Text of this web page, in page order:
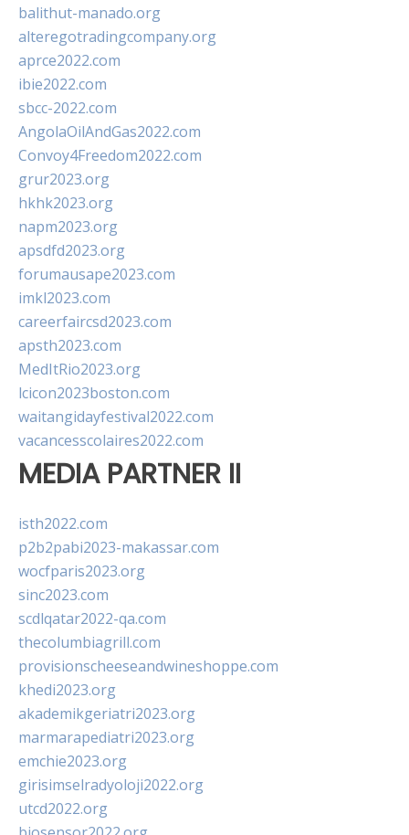
balithut-manado.org
alteregotradingcompany.org
aprce2022.com
ibie2022.com
sbcc-2022.com
AngolaOilAndGas2022.com
Convoy4Freedom2022.com
grur2023.org
hkhk2023.org
napm2023.org
apsdfd2023.org
forumausape2023.com
imkl2023.com
careerfaircsd2023.com
apsth2023.com
MedItRio2023.org
lcicon2023boston.com
waitangidayfestival2022.com
vacancesscolaires2022.com
MEDIA PARTNER II
isth2022.com
p2b2pabi2023-makassar.com
wocfparis2023.org
sinc2023.com
scdlqatar2022-qa.com
thecolumbiagrill.com
provisionscheeseandwineshoppe.com
khedi2023.org
akademikgeriatri2023.org
marmarapediatri2023.org
emchie2023.org
girisimselradyoloji2022.org
utcd2022.org